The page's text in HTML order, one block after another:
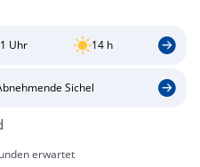
Uhr 14 h
Sichel
erwartet